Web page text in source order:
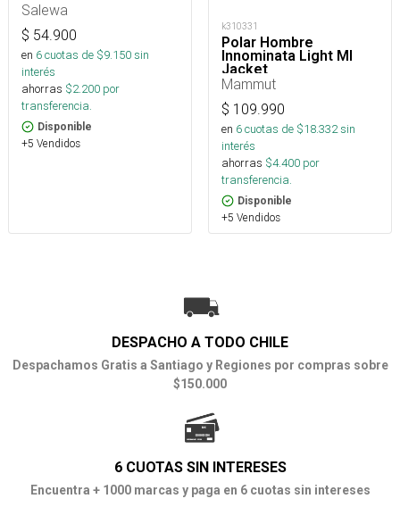
Salewa
$ 54.900
en 6cuotas de $9.150sin
interés
ahorras $2.200 por
transferencia.
Disponible
+5 Vendidos
k310331
Polar Hombre
Innominata Light Ml
Jacket
Mammut
$ 109.990
en 6cuotas de $18.332sin
interés
ahorras $4.400 por
transferencia.
Disponible
+5 Vendidos
DESPACHO A TODO CHILE
Despachamos Gratis a Santiago y Regiones por compras sobre
$150.000
6 CUOTAS SIN INTERESES
Encuentra + 1000 marcas y paga en 6 cuotas sin intereses